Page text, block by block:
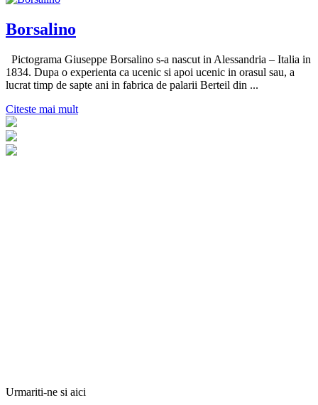
Borsalino
Pictograma Giuseppe Borsalino s-a nascut in Alessandria – Italia in
1834. Dupa o experienta ca ucenic si apoi ucenic in orasul sau, a
lucrat timp de sapte ani in fabrica de palarii Berteil din ...
Citeste mai mult
Urmariti-ne si aici